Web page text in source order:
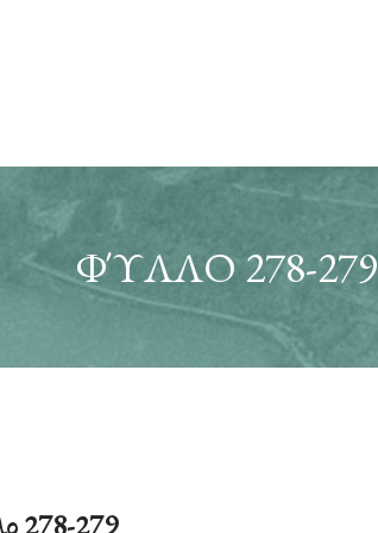
ΦΎΛΛΟ 278-279
278-279